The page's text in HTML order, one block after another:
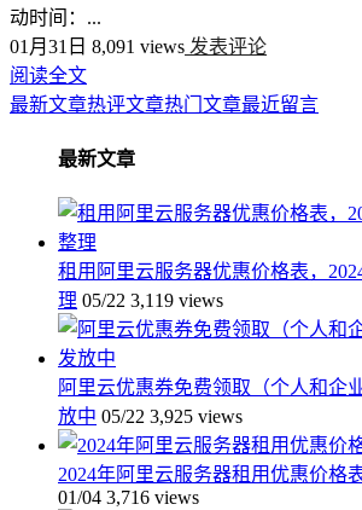
动时间：...
01月31日 8,091 views 发表评论
阅读全文
最新文章热评文章热门文章最近留言
最新文章
租用阿里云服务器优惠价格表，
理 05/22 3,119 views
阿里云优惠券免费领取（个人和企
放中 05/22 3,925 views
2024年阿里云服务器租用优惠价格
01/04 3,716 views